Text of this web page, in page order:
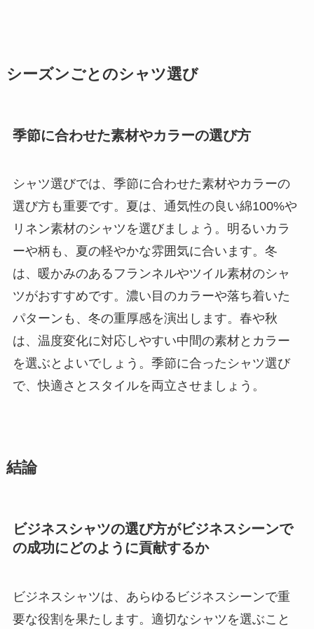
シーズンごとのシャツ選び
季節に合わせた素材やカラーの選び方
シャツ選びでは、季節に合わせた素材やカラーの
選び方も重要です。夏は、通気性の良い綿100%や
リネン素材のシャツを選びましょう。明るいカラ
ーや柄も、夏の軽やかな雰囲気に合います。冬
は、暖かみのあるフランネルやツイル素材のシャ
ツがおすすめです。濃い目のカラーや落ち着いた
パターンも、冬の重厚感を演出します。春や秋
は、温度変化に対応しやすい中間の素材とカラー
を選ぶとよいでしょう。季節に合ったシャツ選び
で、快適さとスタイルを両立させましょう。
結論
ビジネスシャツの選び方がビジネスシーンで
の成功にどのように貢献するか
ビジネスシャツは、あらゆるビジネスシーンで重
要な役割を果たします。適切なシャツを選ぶこと